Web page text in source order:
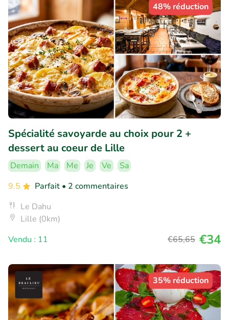
48% réduction
Spécialité savoyarde au choix pour 2 +
dessert au coeur de Lille
Demain Ma Me Je Ve
Sa
9.5
Parfait • 2 commentaires
Le Dahu
Lille (0km)
Vendu : 11
€65,65 €34
35% réduction